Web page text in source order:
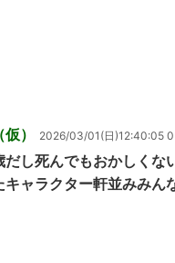
） 2026/03/01(日)12:40:05 0
し死んでもおかしくな
キャラクター軒並みみん